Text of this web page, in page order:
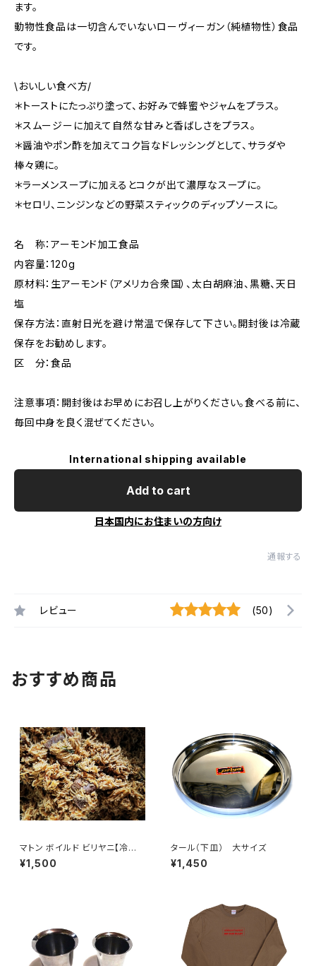
ます。
動物性食品は一切含んでいないローヴィーガン（純植物性）食品
です。
\おいしい食べ方/
＊トーストにたっぷり塗って、お好みで蜂蜜やジャムをプラス。
＊スムージーに加えて自然な甘みと香ばしさをプラス。
＊醤油やポン酢を加えてコク旨なドレッシングとして、サラダや
棒々鶏に。
＊ラーメンスープに加えるとコクが出て濃厚なスープに。
＊セロリ、ニンジンなどの野菜スティックのディップソースに。
名 称：アーモンド加工食品
内容量：120g
原材料：生アーモンド（アメリカ合衆国）、太白胡麻油、黒糖、天日
塩
保存方法：直射日光を避け常温で保存して下さい。開封後は冷蔵
保存をお勧めします。
区 分：食品
注意事項：開封後はお早めにお召し上がりください。食べる前に、
毎回中身を良く混ぜてください。
International shipping available
Add to cart
日本国内にお住まいの方向け
通報する
レビュー (50)
おすすめ商品
マトン ボイルド ビリヤニ【冷凍
便】
¥1,500
タール（下皿） 大サイズ
¥1,450